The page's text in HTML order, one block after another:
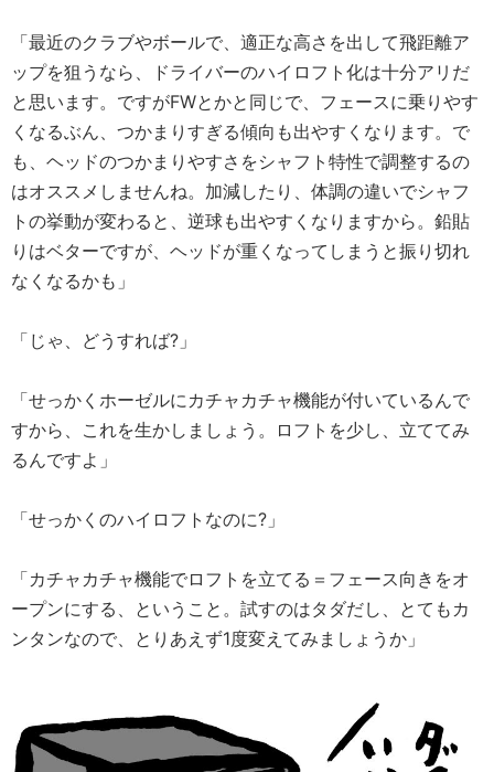
「最近のクラブやボールで、適正な高さを出して飛距離ア
ップを狙うなら、ドライバーのハイロフト化は十分アリだ
と思います。ですがFWとかと同じで、フェースに乗りやす
くなるぶん、つかまりすぎる傾向も出やすくなります。で
も、ヘッドのつかまりやすさをシャフト特性で調整するの
はオススメしませんね。加減したり、体調の違いでシャフ
トの挙動が変わると、逆球も出やすくなりますから。鉛貼
りはベターですが、ヘッドが重くなってしまうと振り切れ
なくなるかも」
「じゃ、どうすれば?」
「せっかくホーゼルにカチャカチャ機能が付いているんで
すから、これを生かしましょう。ロフトを少し、立ててみ
るんですよ」
「せっかくのハイロフトなのに?」
「カチャカチャ機能でロフトを立てる＝フェース向きをオ
ープンにする、ということ。試すのはタダだし、とてもカ
ンタンなので、とりあえず1度変えてみましょうか」